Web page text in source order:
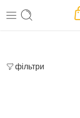
фільтри